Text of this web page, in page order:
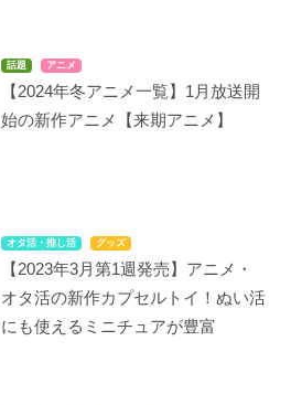
話題 アニメ
【2024年冬アニメ一覧】1月放送開
始の新作アニメ【来期アニメ】
オタ活・推し活 グッズ
【2023年3月第1週発売】アニメ・
オタ活の新作カプセルトイ！ぬい活
にも使えるミニチュアが豊富